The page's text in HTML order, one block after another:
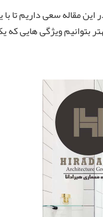
این مقاله سعی داریم
بتوانیم ویژگی هایی